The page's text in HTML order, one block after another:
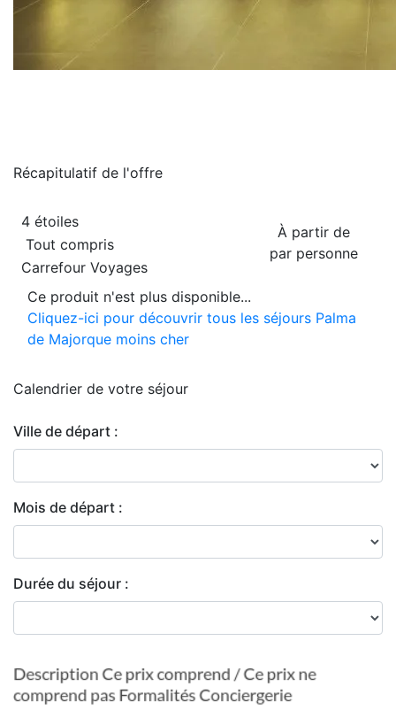
Récapitulatif de l'offre
À partir de
par personne
4 étoiles
Tout compris
Carrefour Voyages
Ce produit n'est plus disponible...
Cliquez-ici pour découvrir tous les séjours Palma
de Majorque moins cher
Calendrier de votre séjour
Ville de départ :
Mois de départ :
Durée du séjour :